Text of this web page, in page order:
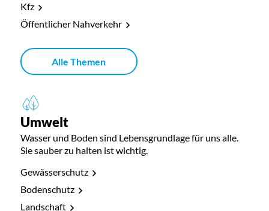
Kfz
Öffentlicher Nahverkehr
Alle Themen
Umwelt
Wasser und Boden sind Lebensgrundlage für uns alle.
Sie sauber zu halten ist wichtig.
Gewässerschutz
Bodenschutz
Landschaft